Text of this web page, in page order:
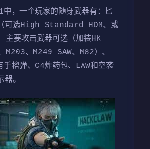
中，一个玩家的随身武器有：匕
可选High Standard HDM、或
主要攻击武器可选（加装HK
M203、M249 SAW、M82）、
手榴弹、C4炸药包、LAW和空袭
器。